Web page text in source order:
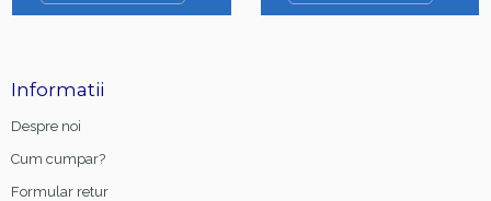
Informatii
Despre noi
Cum cumpar?
Formular retur